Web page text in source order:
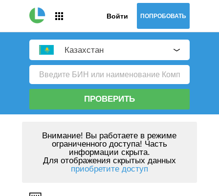
Войти ПОПРОБОВАТЬ
Казахстан
ПРОВЕРИТЬ
Внимание! Вы работаете в режиме
ограниченного доступа! Часть
информации скрыта.
Для отображения скрытых данных
приобретите доступ